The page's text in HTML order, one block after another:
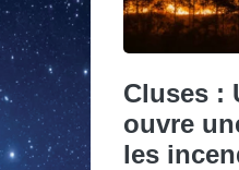
Cluses :
ouvre
les